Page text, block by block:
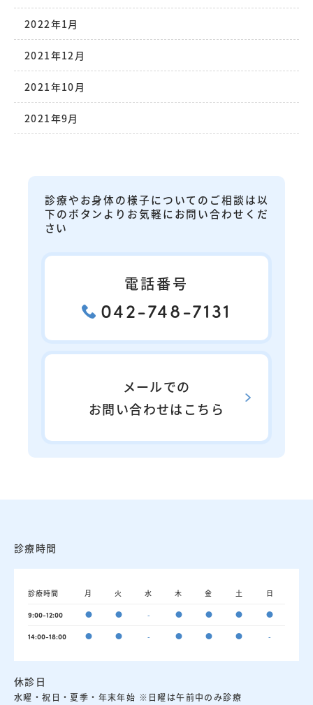
2022年1月
2021年12月
2021年10月
2021年9月
診療やお身体の様子についてのご相談は以
下のボタンよりお気軽にお問い合わせくだ
さい
電話番号
042-748-7131
メールでの
お問い合わせはこちら
診療時間
診療時間 月 火 水 木 金 土 日
9:00-12:00 ● ● - ● ● ● ●
14:00-18:00 ● ● - ● ● ● -
休診日
水曜・祝日・夏季・年末年始 ※日曜は午前中のみ診療